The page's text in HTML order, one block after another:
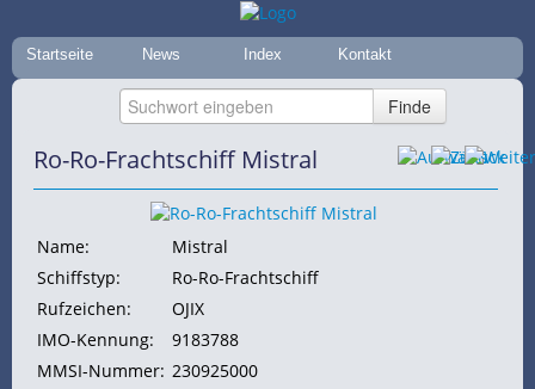
Startseite News Index Kontakt
Ro-Ro-Frachtschiff Mistral
Name:
Mistral
Schiffstyp:
Ro-Ro-Frachtschiff
Rufzeichen:
OJIX
IMO-Kennung:
9183788
MMSI-Nummer: 230925000